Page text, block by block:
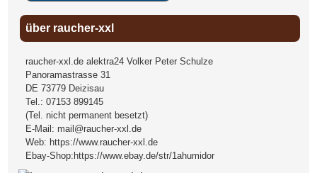
über raucher-xxl
raucher-xxl.de alektra24 Volker Peter Schulze
Panoramastrasse 31
DE 73779 Deizisau
Tel.:07153 899145
(Tel. nicht permanent besetzt)
E-Mail: mail@raucher-xxl.de
Web: https://www.raucher-xxl.de
Ebay-Shop:https://www.ebay.de/str/1ahumidor